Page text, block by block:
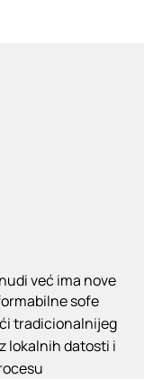
već ima nove
sofe
tradicionalnijeg
lokalnih datosti i